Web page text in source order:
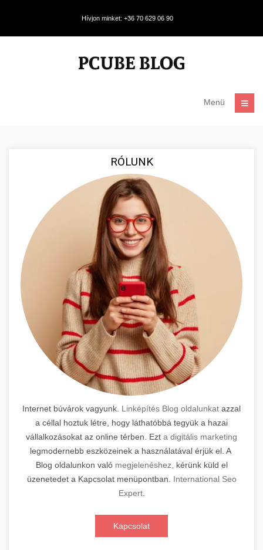
Hívjon minket: +36 70 629 06 90
Menü
RÓLUNK
Internet búvárok vagyunk. Linképítés Blog oldalunkat azzal
a céllal hoztuk létre, hogy láthatóbbá tegyük a hazai
vállalkozásokat az online térben. Ezt a digitális marketing
legmodernebb eszközeinek a használatával érjük el. A
Blog oldalunkon való megjelenéshez,
kérünk küld el
üzenetedet a Kapcsolat menüpontban. International Seo
Expert.
Kapcsolat